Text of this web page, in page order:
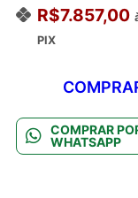
R$7.857,00
PIX
COMPRAR
WHATSAPP